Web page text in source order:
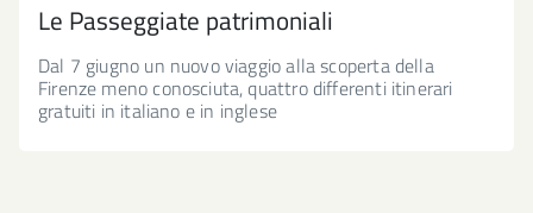
Le Passeggiate patrimoniali
Dal 7 giugno un nuovo viaggio alla scoperta della
Firenze meno conosciuta, quattro differenti itinerari
gratuiti in italiano e in inglese